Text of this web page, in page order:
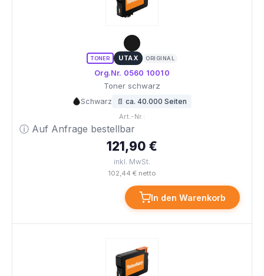
TONER UTAX ORIGINAL
Org.Nr. 0560 10010
Toner schwarz
Schwarz 📄 ca. 40.000 Seiten
Art.-Nr.:
ⓘ Auf Anfrage bestellbar
121,90 €
inkl. MwSt.
102,44 € netto
In den Warenkorb